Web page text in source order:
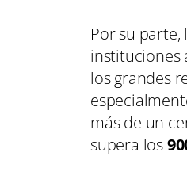
Por su parte,
instituciones
los grandes
más de un
supera los